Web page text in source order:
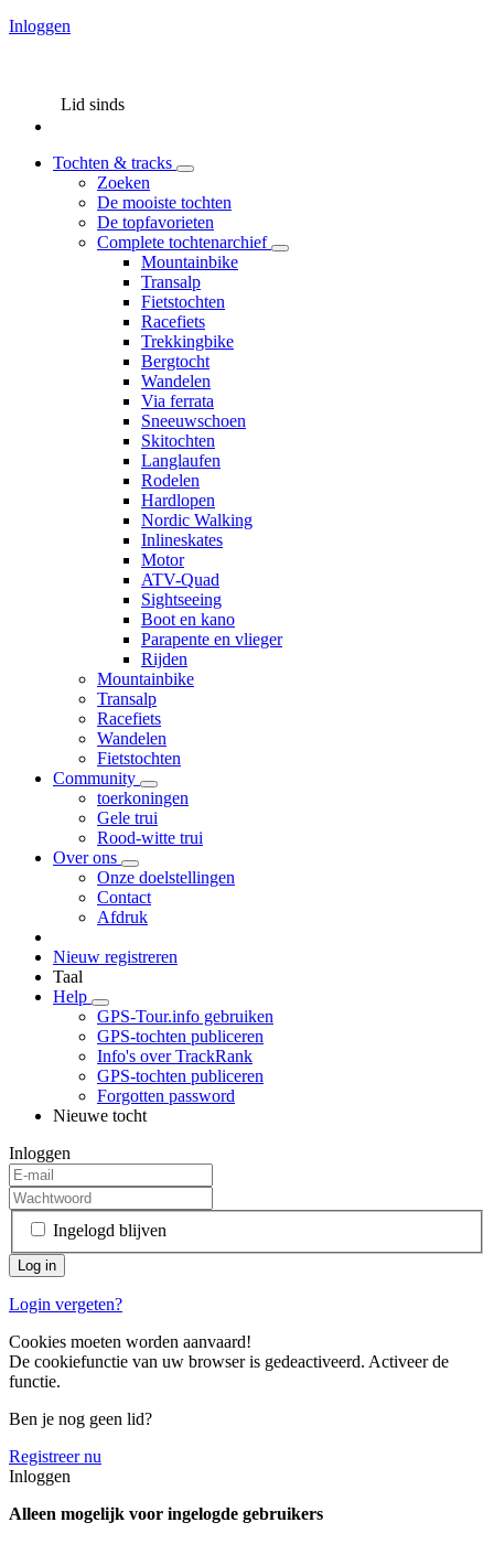
Inloggen
Lid sinds
Tochten & tracks
Zoeken
De mooiste tochten
De topfavorieten
Complete tochtenarchief
Mountainbike
Transalp
Fietstochten
Racefiets
Trekkingbike
Bergtocht
Wandelen
Via ferrata
Sneeuwschoen
Skitochten
Langlaufen
Rodelen
Hardlopen
Nordic Walking
Inlineskates
Motor
ATV-Quad
Sightseeing
Boot en kano
Parapente en vlieger
Rijden
Mountainbike
Transalp
Racefiets
Wandelen
Fietstochten
Community
toerkoningen
Gele trui
Rood-witte trui
Over ons
Onze doelstellingen
Contact
Afdruk
Nieuw registreren
Taal
Help
GPS-Tour.info gebruiken
GPS-tochten publiceren
Info's over TrackRank
GPS-tochten publiceren
Forgotten password
Nieuwe tocht
Inloggen
Ingelogd blijven
Login vergeten?
Cookies moeten worden aanvaard!
De cookiefunctie van uw browser is gedeactiveerd. Activeer de
functie.
Ben je nog geen lid?
Registreer nu
Inloggen
Alleen mogelijk voor ingelogde gebruikers